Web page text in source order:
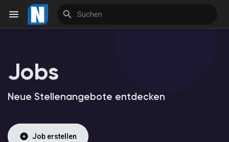
Reels
Jobs
Neue Stellenangebote entdecken
Job erstellen